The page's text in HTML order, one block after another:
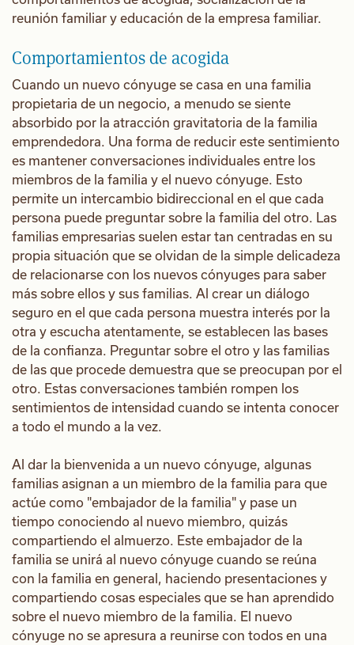
reunión familiar y educación de la empresa familiar.
Comportamientos de acogida
Cuando un nuevo cónyuge se casa en una familia
propietaria de un negocio, a menudo se siente
absorbido por la atracción gravitatoria de la familia
emprendedora. Una forma de reducir este sentimiento
es mantener conversaciones individuales entre los
miembros de la familia y el nuevo cónyuge. Esto
permite un intercambio bidireccional en el que cada
persona puede preguntar sobre la familia del otro. Las
familias empresarias suelen estar tan centradas en su
propia situación que se olvidan de la simple delicadeza
de relacionarse con los nuevos cónyuges para saber
más sobre ellos y sus familias. Al crear un diálogo
seguro en el que cada persona muestra interés por la
otra y escucha atentamente, se establecen las bases
de la confianza. Preguntar sobre el otro y las familias
de las que procede demuestra que se preocupan por el
otro. Estas conversaciones también rompen los
sentimientos de intensidad cuando se intenta conocer
a todo el mundo a la vez.
Al dar la bienvenida a un nuevo cónyuge, algunas
familias asignan a un miembro de la familia para que
actúe como "embajador de la familia" y pase un
tiempo conociendo al nuevo miembro, quizás
compartiendo el almuerzo. Este embajador de la
familia se unirá al nuevo cónyuge cuando se reúna
con la familia en general, haciendo presentaciones y
compartiendo cosas especiales que se han aprendido
sobre el nuevo miembro de la familia. El nuevo
cónyuge no se apresura a reunirse con todos en una